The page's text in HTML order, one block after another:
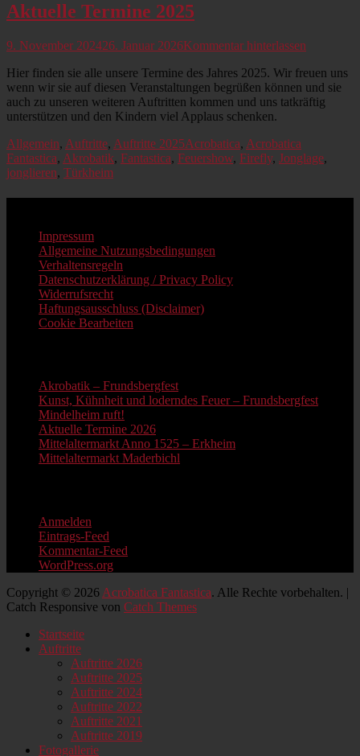
Aktuelle Termine 2025
Veröffentlicht
9. November 202426. Januar 2026Kommentar hinterlassen
Hier finden sie alle unsere Termine des Jahres 2025. Wir freuen uns
wenn wir sie auf diesen Veranstaltungen begrüßen können und sie
auch zu unseren weiteren Auftritten kommen und uns tatkräftig
unterstützen und den Kindern viel Applaus schenken.
Kategorien
Allgemein, Auftritte, Auftritte 2025Schlagworte
Acrobatica, Acrobatica
Fantastica, Akrobatik, Fantastica, Feuershow, Firefly, Jonglage,
jonglieren, Türkheim
Impressum
Allgemeine Nutzungsbedingungen
Verhaltensregeln
Datenschutzerklärung / Privacy Policy
Widerrufsrecht
Haftungsausschluss (Disclaimer)
Cookie Bearbeiten
Akrobatik – Frundsbergfest
Kunst, Kühnheit und loderndes Feuer – Frundsbergfest
Mindelheim ruft!
Aktuelle Termine 2026
Mittelaltermarkt Anno 1525 – Erkheim
Mittelaltermarkt Maderbichl
Anmelden
Eintrags-Feed
Kommentar-Feed
WordPress.org
Copyright © 2026 Acrobatica Fantastica. Alle Rechte vorbehalten. |
Catch Responsive von Catch Themes
oben
scrollen
Startseite
Auftritte
Auftritte 2026
Auftritte 2025
Auftritte 2024
Auftritte 2022
Auftritte 2021
Auftritte 2019
Fotogallerie